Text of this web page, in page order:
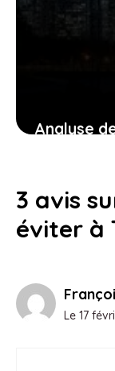
Analyse
3 avis
éviter à
Le 17